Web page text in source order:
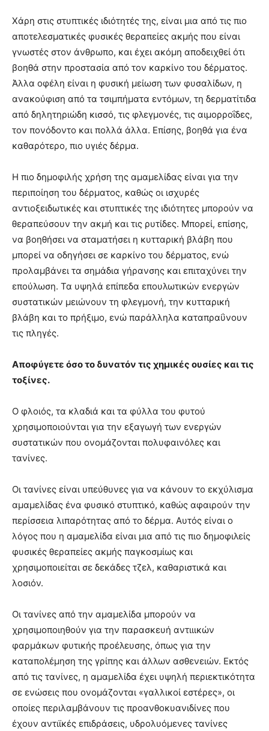
Χάρη στις στυπτικές ιδιότητές της, είναι μια από τις πιο
αποτελεσματικές φυσικές θεραπείες ακμής που είναι
γνωστές στον άνθρωπο, και έχει ακόμη αποδειχθεί ότι
βοηθά στην προστασία από τον καρκίνο του δέρματος.
Άλλα οφέλη είναι η φυσική μείωση των φυσαλίδων, η
ανακούφιση από τα τσιμπήματα εντόμων, τη δερματίτιδα
από δηλητηριώδη κισσό, τις φλεγμονές, τις αιμορροΐδες,
τον πονόδοντο και πολλά άλλα. Επίσης, βοηθά για ένα
καθαρότερο, πιο υγιές δέρμα.
Η πιο δημοφιλής χρήση της αμαμελίδας είναι για την
περιποίηση του δέρματος, καθώς οι ισχυρές
αντιοξειδωτικές και στυπτικές της ιδιότητες μπορούν να
θεραπεύσουν την ακμή και τις ρυτίδες. Μπορεί, επίσης,
να βοηθήσει να σταματήσει η κυτταρική βλάβη που
μπορεί να οδηγήσει σε καρκίνο του δέρματος, ενώ
προλαμβάνει τα σημάδια γήρανσης και επιταχύνει την
επούλωση. Τα υψηλά επίπεδα επουλωτικών ενεργών
συστατικών μειώνουν τη φλεγμονή, την κυτταρική
βλάβη και το πρήξιμο, ενώ παράλληλα καταπραΰνουν
τις πληγές.
Αποφύγετε όσο το δυνατόν τις χημικές ουσίες και τις
τοξίνες.
Ο φλοιός, τα κλαδιά και τα φύλλα του φυτού
χρησιμοποιούνται για την εξαγωγή των ενεργών
συστατικών που ονομάζονται πολυφαινόλες και
τανίνες.
Οι τανίνες είναι υπεύθυνες για να κάνουν το εκχύλισμα
αμαμελίδας ένα φυσικό στυπτικό, καθώς αφαιρούν την
περίσσεια λιπαρότητας από το δέρμα. Αυτός είναι ο
λόγος που η αμαμελίδα είναι μια από τις πιο δημοφιλείς
φυσικές θεραπείες ακμής παγκοσμίως και
χρησιμοποιείται σε δεκάδες τζελ, καθαριστικά και
λοσιόν.
Οι τανίνες από την αμαμελίδα μπορούν να
χρησιμοποιηθούν για την παρασκευή αντιιικών
φαρμάκων φυτικής προέλευσης, όπως για την
καταπολέμηση της γρίπης και άλλων ασθενειών. Εκτός
από τις τανίνες, η αμαμελίδα έχει υψηλή περιεκτικότητα
σε ενώσεις που ονομάζονται «γαλλικοί εστέρες», οι
οποίες περιλαμβάνουν τις προανθοκυανιδίνες που
έχουν αντιϊκές επιδράσεις, υδρολυόμενες τανίνες